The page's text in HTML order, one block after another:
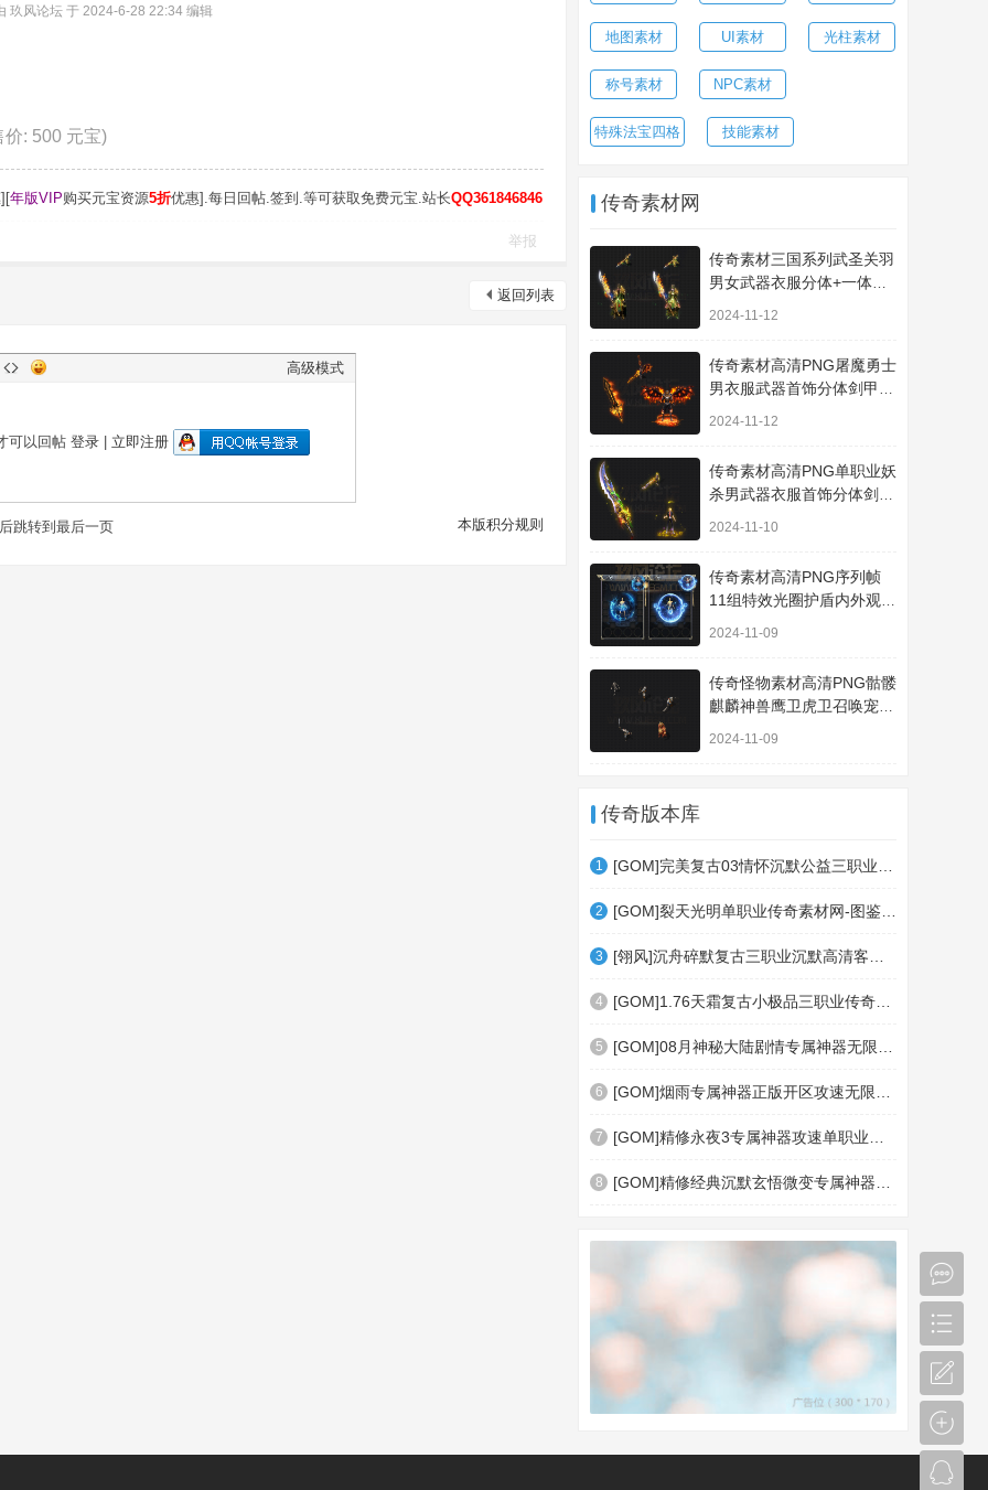
玖风论坛 于 2024-6-28 22:34 编辑
价: 500 元宝)
年版VIP购买元宝资源5折优惠].每日回帖.签到.等可获取免费元宝.站长QQ361846846
举报
返回列表
高级模式
可以回帖 登录| 立即注册
本版积分规则
跳转到最后一页
地图素材 UI素材 光柱素材
称号素材 NPC素材
特殊法宝四格 技能素材
传奇素材网
传奇素材三国系列武圣关羽
男女武器衣服分体+一体时
2024-11-12
传奇素材高清PNG屠魔勇士
男衣服武器首饰分体剑甲套
2024-11-12
传奇素材高清PNG单职业妖
杀男武器衣服首饰分体剑甲
2024-11-10
传奇素材高清PNG序列帧
11组特效光圈护盾内外观齐
2024-11-09
传奇怪物素材高清PNG骷髅
麒麟神兽鹰卫虎卫召唤宠物
2024-11-09
传奇版本库
1
2
3
4
5
6
7
8